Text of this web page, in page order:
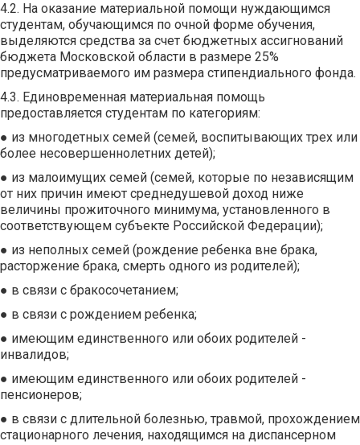
4.2. На оказание материальной помощи нуждающимся
студентам, обучающимся по очной форме обучения,
выделяются средства за счет бюджетных ассигнований
бюджета Московской области в размере 25%
предусматриваемого им размера стипендиального фонда.
4.3. Единовременная материальная помощь
предоставляется студентам по категориям:
● из многодетных семей (семей, воспитывающих трех или
более несовершеннолетних детей);
● из малоимущих семей (семей, которые по независящим
от них причин имеют среднедушевой доход ниже
величины прожиточного минимума, установленного в
соответствующем субъекте Российской Федерации);
● из неполных семей (рождение ребенка вне брака,
расторжение брака, смерть одного из родителей);
● в связи с бракосочетанием;
● в связи с рождением ребенка;
● имеющим единственного или обоих родителей -
инвалидов;
● имеющим единственного или обоих родителей -
пенсионеров;
● в связи с длительной болезнью, травмой, прохождением
стационарного лечения, находящимся на диспансерном